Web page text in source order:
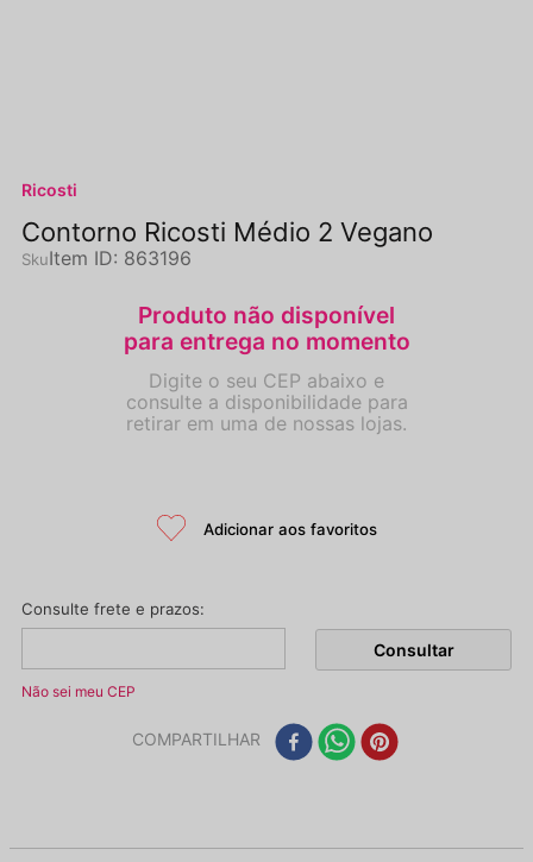
Ricosti
Contorno Ricosti Médio 2 Vegano
Item ID: 863196
Não sei meu CEP
COMPARTILHAR